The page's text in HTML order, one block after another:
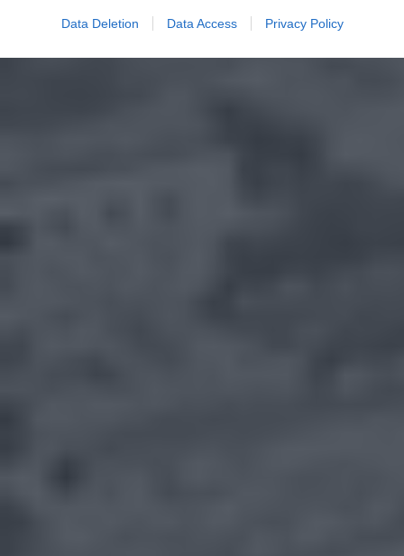
Data Deletion Data Access Privacy Policy